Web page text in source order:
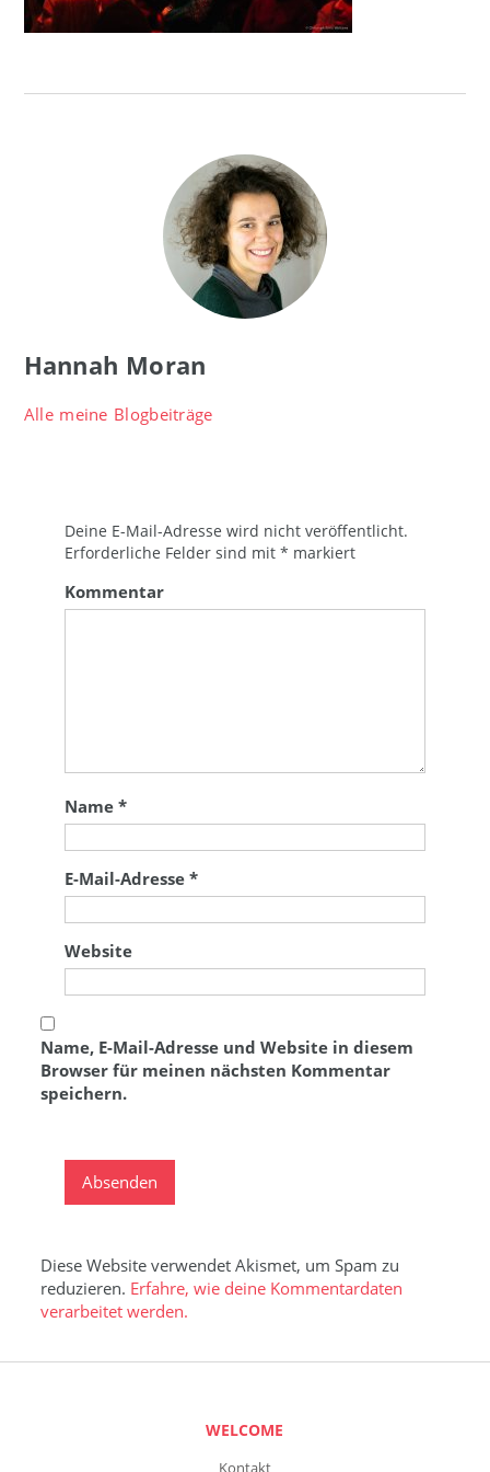
Hannah Moran
Alle meine Blogbeiträge
Deine E-Mail-Adresse wird nicht veröffentlicht.
Erforderliche Felder sind mit* markiert
Kommentar
Name*
E-Mail-Adresse*
Website
Name, E-Mail-Adresse und Website in diesem
Browser für meinen nächsten Kommentar
speichern.
Diese Website verwendet Akismet, um Spam zu
reduzieren. Erfahre, wie deine Kommentardaten
verarbeitet werden.
WELCOME
Kontakt